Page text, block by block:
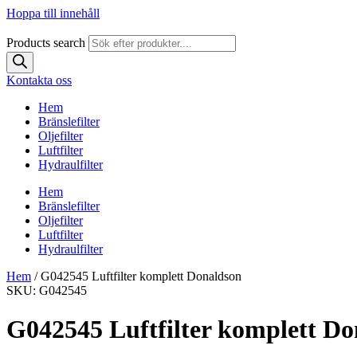
Hoppa till innehåll
Products search
Kontakta oss
Hem
Bränslefilter
Oljefilter
Luftfilter
Hydraulfilter
Hem
Bränslefilter
Oljefilter
Luftfilter
Hydraulfilter
Hem / G042545 Luftfilter komplett Donaldson
SKU: G042545
G042545 Luftfilter komplett